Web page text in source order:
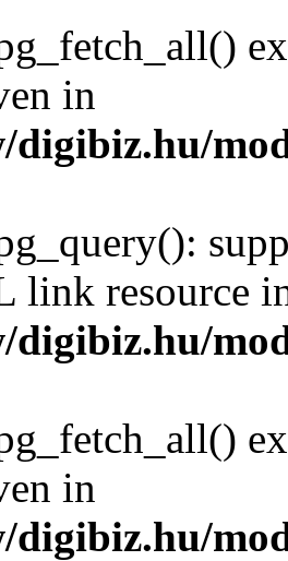
in
link resource
in